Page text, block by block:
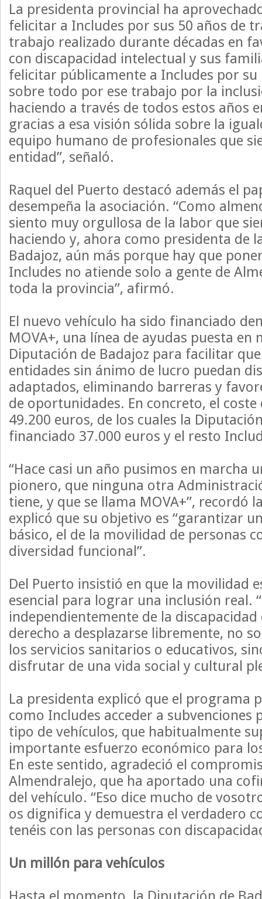
La presidenta provincial ha
felicitar a Includes por sus 50 años de
trabajo realizado durante décadas en
con discapacidad intelectual y sus
felicitar públicamente a Includes por
sobre todo por ese trabajo por la
haciendo a través de todos estos años
gracias a esa visión sólida sobre la
equipo humano de profesionales que
entidad”, señaló.
Raquel del Puerto destacó además el
desempeña la asociación. “Como
siento muy orgullosa de la labor que
haciendo y, ahora como presidenta de
Badajoz, aún más porque hay que
Includes no atiende solo a gente de
toda la provincia”, afirmó.
El nuevo vehículo ha sido financiado
MOVA+, una línea de ayudas puesta en
Diputación de Badajoz para facilitar
entidades sin ánimo de lucro puedan
adaptados, eliminando barreras y
de oportunidades. En concreto, el
49.200 euros, de los cuales la
financiado 37.000 euros y el resto
“Hace casi un año pusimos en marcha
pionero, que ninguna otra
tiene, y que se llama MOVA+”, recordó
explicó que su objetivo es “garantizar
básico, el de la movilidad de personas
diversidad funcional”.
Del Puerto insistió en que la movilidad
esencial para lograr una inclusión real.
independientemente de la
derecho a desplazarse libremente, no
los servicios sanitarios o educativos,
disfrutar de una vida social y cultural
La presidenta explicó que el programa
como Includes acceder a subvenciones
tipo de vehículos, que habitualmente
importante esfuerzo económico para
En este sentido, agradeció el
Almendralejo, que ha aportado una
del vehículo. “Eso dice mucho de
os dignifica y demuestra el verdadero
tenéis con las personas con
Un millón para vehículos